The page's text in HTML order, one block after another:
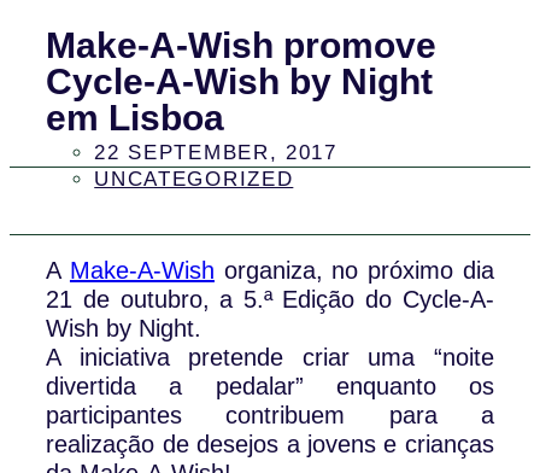
Make-A-Wish promove
Cycle-A-Wish by Night
em Lisboa
22 SEPTEMBER, 2017
UNCATEGORIZED
A Make-A-Wish organiza, no próximo dia
21 de outubro, a 5.ª Edição do Cycle-A-
Wish by Night.
A iniciativa pretende criar uma “noite
divertida a pedalar” enquanto os
participantes contribuem para a
realização de desejos a jovens e crianças